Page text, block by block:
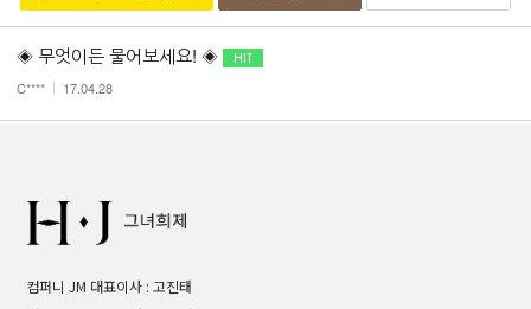
◈ 무엇이든 물어보세요! ◈
C**** 17.04.28
컴퍼니 JM 대표이사 : 고진태